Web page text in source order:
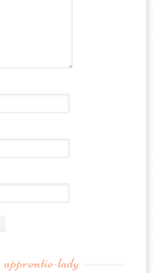
apprentie-lady